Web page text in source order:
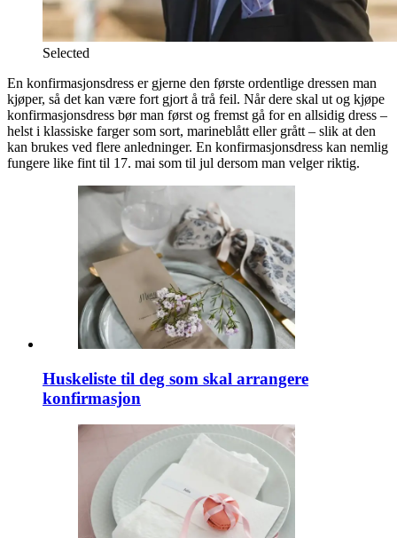
Selected
En konfirmasjonsdress er gjerne den første ordentlige dressen man
kjøper, så det kan være fort gjort å trå feil. Når dere skal ut og kjøpe
konfirmasjonsdress bør man først og fremst gå for en allsidig dress –
helst i klassiske farger som sort, marineblått eller grått – slik at den
kan brukes ved flere anledninger. En konfirmasjonsdress kan nemlig
fungere like fint til 17. mai som til jul dersom man velger riktig.
Huskeliste til deg som skal arrangere
konfirmasjon